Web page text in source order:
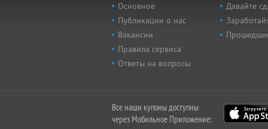
Основное
Публикации о нас
Вакансии
Правила сервиса
Ответы на вопросы
Давайте
Все наши купоны доступны
через Мобильное Приложение: